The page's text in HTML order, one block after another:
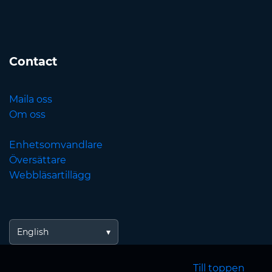
Contact
Maila oss
Om oss
Enhetsomvandlare
Översättare
Webbläsartillägg
English
Till toppen